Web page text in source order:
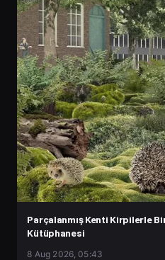
Parçalanmış Kenti Kirpilerle
Kütüphanesi
8 Aug 2026, 05:43